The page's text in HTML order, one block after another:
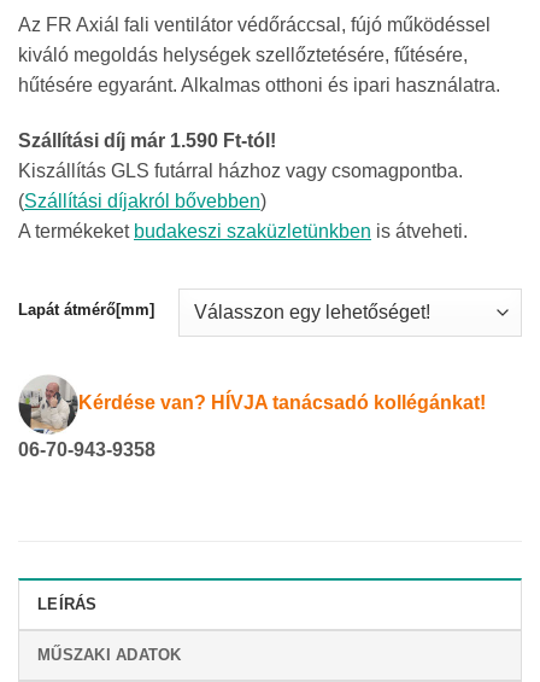
392Ft
-
367
Az FR Axiál fali ventilátor védőráccsal, fújó működéssel
kiváló megoldás helységek szellőztetésére, fűtésére,
hűtésére egyaránt. Alkalmas otthoni és ipari használatra.
Szállítási díj már 1.590 Ft-tól!
Kiszállítás GLS futárral házhoz vagy csomagpontba.
(Szállítási díjakról bővebben)
A termékeket budakeszi szaküzletünkben is átveheti.
Lapát átmérő[mm]
Kérdése van? HÍVJA tanácsadó kollégánkat!
06-70-943-9358
LEÍRÁS
MŰSZAKI ADATOK